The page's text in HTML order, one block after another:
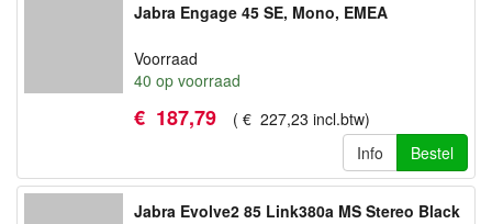
Jabra Engage 45 SE, Mono, EMEA
Voorraad
40 op voorraad
€ 187,79 ( € 227,23 incl.btw)
Info
Bestel
Jabra Evolve2 85 Link380a MS Stereo Black